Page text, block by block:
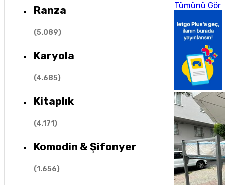
Ranza
(5.089)
Karyola
(4.685)
Kitaplık
(4.171)
Komodin & Şifonyer
(1.656)
Tümünü Gör